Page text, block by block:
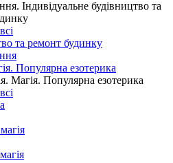
Індивідуальне будівництво та
та ремонт будинку
Популярна езотерика
Магія. Популярна езотерика